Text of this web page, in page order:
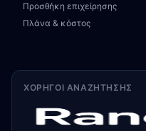
Προσθήκη επιχείρησης
Πλάνα & κόστος
ΧΟΡΗΓΟΊ ΑΝΑΖΉΤΗΣΗΣ